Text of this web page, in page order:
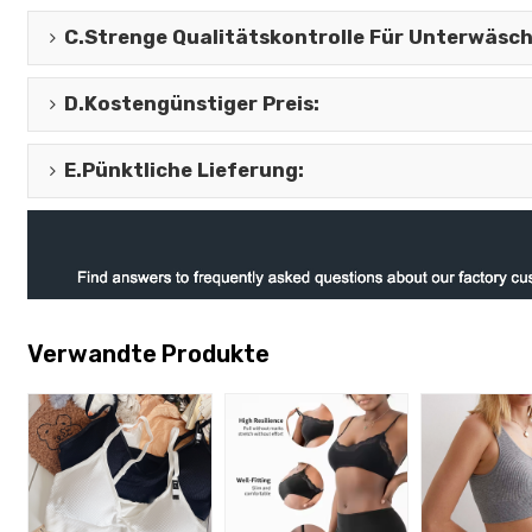
C.Strenge Qualitätskontrolle Für
D.Kostengünstiger Preis:
E.Pünktliche Lieferung:
Verwandte Produkte